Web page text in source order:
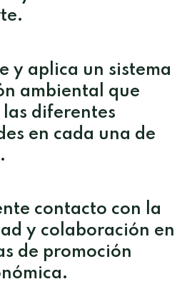
y aplica un sistema
ambiental que
diferentes
en cada una de
contacto con la
y colaboración en
de promoción